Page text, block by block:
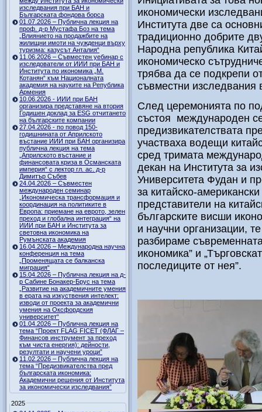
изследвания при БАН и
Българската фондова борса
01.07.2026 – Публична лекция на
проф. д-р Мустафа Боз на тема
„Влиянието на продажбите на
жилищни имоти на чужденци върху
туризма: казусът Анталия“
11.06.2026 – Съвместен уебинар с
изследователи от ИИИ при БАН и
Института по икономика „М.
Котанян“ към Националната
академия на науките на Република
Армения
10.06.2026 - ИИИ при БАН
организира представяне на втория
Годишен доклад за ESG отчитането
на българските компании
27.04.2026 - по повод 150-
годишнината от Априлското
въстание ИИИ при БАН организира
публична лекция на тема
„Априлското въстание и
финансовата криза в Османската
империя“ с лектор гл. ас. д-р
Димитър Събев
24.04.2026 – Съвместен
международен семинар
„Икономическа трансформация и
координация на политиките в
Европа: приемане на еврото, зелен
преход и глобална интеграция“ на
ИИИ при БАН и Института за
световна икономика на
Румънската академия
16.04.2026 – Международна научна
конференция на тема
„Променящата се балканска
миграция“
15.04.2026 – Публична лекция на д-
р Сабине Бонакер-Брус на тема
„Развитие на академичните умения
в ерата на изкуствения интелект:
изводи от проекта за академични
умения на Оксфордския
университет“
01.04.2026 – Публична лекция на
тема “Проект FLAG FICET (ФЛАГ –
Финансов инструмент за преход
към чиста енергия): дейности,
резултати и научени уроци”
11.02.2026 – Публична лекция на
тема “Предизвикателства пред
българската икономика:
Академични решения от Института
за икономически изследвания”
2025
икономически
Института две са
традиционно добрите
Народна република
икономическо
трябва да се подкрепи
съвместни изследвания
След церемонията по
състоя международен
предизвикателствата
участваха водещи
сред тримата
декан на Института за
Университета Фудан и
за китайско-
представители на
българските висши
и научни организации,
разбираме
икономика” и
последиците от нея”.